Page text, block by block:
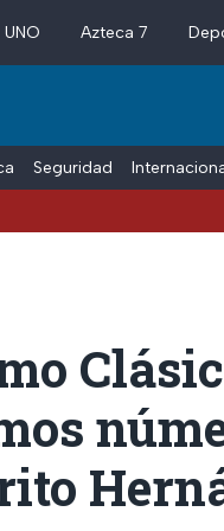
Azteca 7
Seguridad